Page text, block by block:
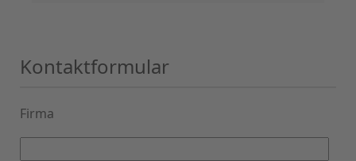
Kontaktformular
Firma